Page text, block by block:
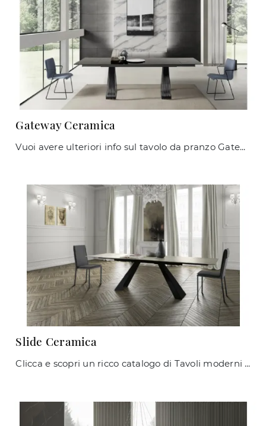
Gateway Ceramica
Vuoi avere ulteriori info sul tavolo da pranzo Gateway Ceramica di Zamagna? Clicca e scopri di più sui modelli allungabili del brand.
Slide Ceramica
Clicca e scopri un ricco catalogo di Tavoli moderni allungabili da pranzo! Il modello Slide Ceramica di Zamagna ti sta aspettando.